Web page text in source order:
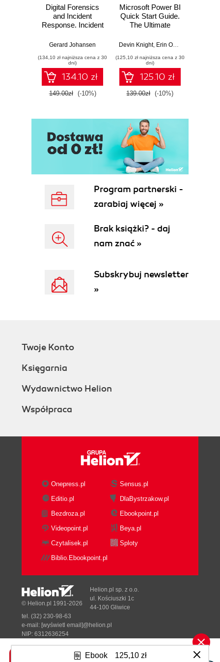
Digital Forensics
and Incident
Response. Incident
and techniques for
threat response -
Fourth Edition
Gerard Johansen
(134,10 zł najniższa cena z 30
dni)
134.10 zł
149.00zł (-10%)
Microsoft Power BI
Quick Start Guide.
The Ultimate
to Power BI, Data
Tools, and
Microsoft Fabric -
Fourth Edition
Devin Knight, Erin Ostrowsky
(125,10 zł najniższa cena z 30
dni)
125.10 zł
139.00zł (-10%)
Ebook 125,10 zł
Program partnerski -
zarabiaj więcej »
Brak książki? - daj
nam znać »
Subskrybuj newsletter
»
Twoje Konto
Księgarnia
Wydawnictwo Helion
Współpraca
Onepress.pl
Sensus.pl
Editio.pl
DlaBystrzakow.pl
Bezdroza.pl
Ebookpoint.pl
Videopoint.pl
Beya.pl
Czytalisek.pl
Sploty
Biblio.Ebookpoint.pl
Tonik.pl
© Helion.pl 1991-2026
Helion.pl sp. z o.o.
ul. Kościuszki 1c
44-100 Gliwice
tel. (32) 230-98-63
e-mail: [wyświetl email]@helion.pl
NIP: 6312636254